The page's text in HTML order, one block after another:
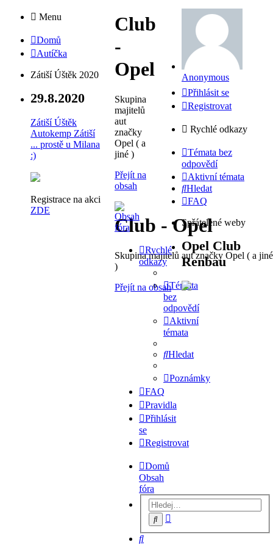
Menu
Domů
Autíčka
Zátiší Úštěk 2020
29.8.2020
Zátiší Úštěk
Autokemp Zátiší
... prostě u Milana
:)
Registrace na akci
ZDE
Club
-
Opel
Skupina
majitelů
aut
značky
Opel ( a
jiné )
Přejít na
obsah
Club - Opel
Skupina majitelů aut značky Opel ( a jiné
)
Přejít na obsah
Rychlé
odkazy
Témata
bez
odpovědí
Aktivní
témata
Hledat
Poznámky
FAQ
Pravidla
Přihlásit
se
Registrovat
Domů
Obsah
fóra
Hledat
Hledat
Anonymous
Přihlásit se
Registrovat
Rychlé odkazy
Témata bez
odpovědí
Aktivní témata
Hledat
FAQ
Spřátelené weby
Opel Club
Renbau